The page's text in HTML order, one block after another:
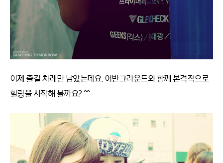
이제 즐길 차례만 남았는데요. 어반그라운드와 함께 본격적으로
힐링을 시작해 볼까요? ^^